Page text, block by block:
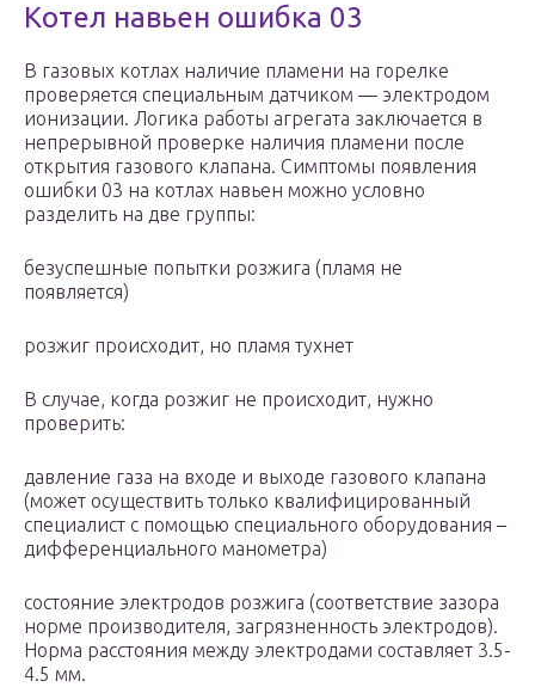
Котел навьен ошибка 03
В газовых котлах наличие пламени на горелке
проверяется специальным датчиком — электродом
ионизации. Логика работы агрегата заключается в
непрерывной проверке наличия пламени после
открытия газового клапана. Симптомы появления
ошибки 03 на котлах навьен можно условно
разделить на две группы:
безуспешные попытки розжига (пламя не
появляется)
розжиг происходит, но пламя тухнет
В случае, когда розжиг не происходит, нужно
проверить:
давление газа на входе и выходе газового клапана
(может осуществить только квалифицированный
специалист с помощью специального оборудования –
дифференциального манометра)
состояние электродов розжига (соответствие зазора
норме производителя, загрязненность электродов).
Норма расстояния между электродами составляет 3.5-
4.5 мм.